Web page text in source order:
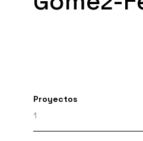
Proyectos
1